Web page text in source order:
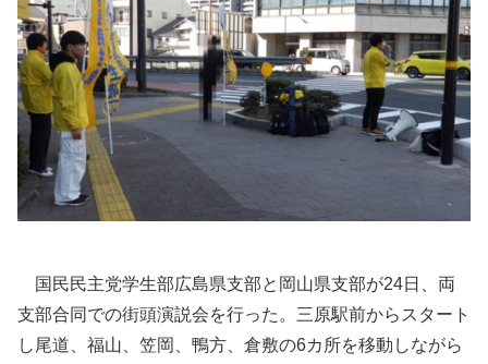
国民民主党学生部広島県支部と岡山県支部が24日、両
支部合同での街頭演説会を行った。三原駅前からスタート
し尾道、福山、笠岡、鴨方、倉敷の6カ所を移動しながら